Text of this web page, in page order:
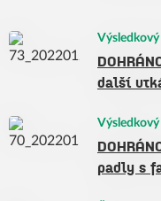
Výsledkový
další
Výsledkový
padly s